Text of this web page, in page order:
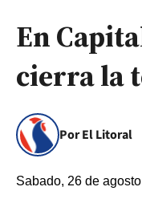
En
cierra la
Por El Litoral
Sabado, 26 de